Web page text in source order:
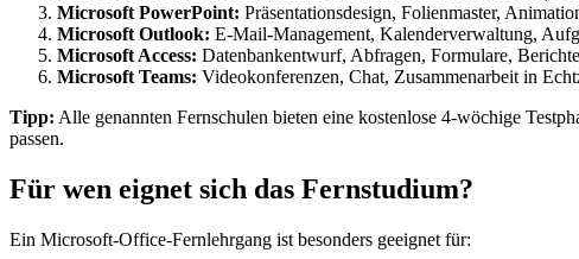
Microsoft PowerPoint: Präsentationsdesign, Folienmaster,
Microsoft Outlook: E-Mail-Management, Kalenderverwaltung,
Microsoft Access: Datenbankentwurf, Abfragen, Formulare,
Microsoft Teams: Videokonferenzen, Chat, Zusammenarbeit in
Tipp: Alle genannten Fernschulen bieten eine kostenlose 4-wöchige
passen.
Für wen eignet sich das Fernstudium?
Ein Microsoft-Office-Fernlehrgang ist besonders geeignet für: